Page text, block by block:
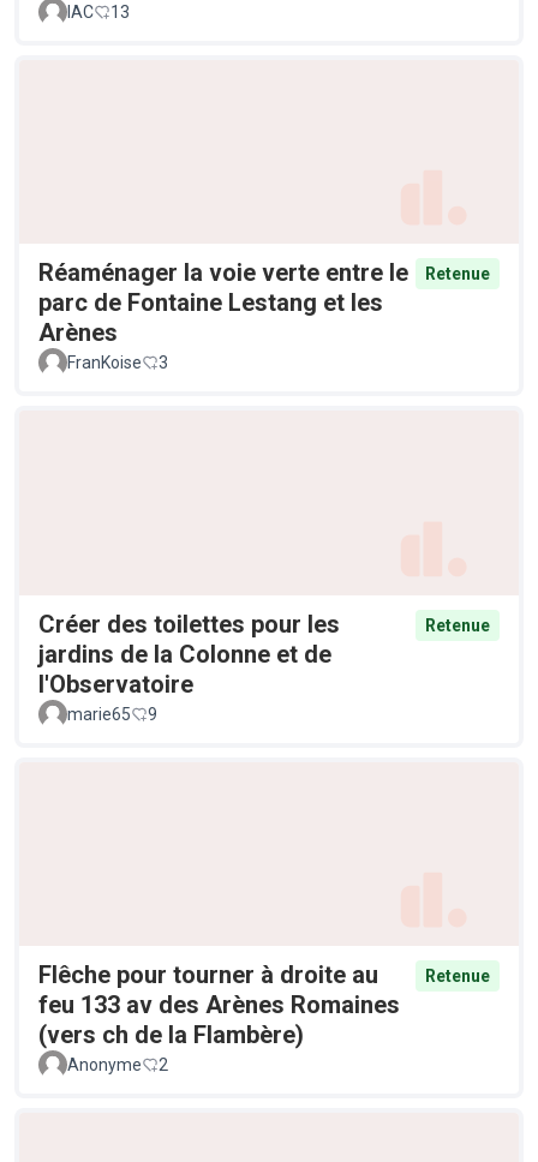
IAC
13
Réaménager la voie verte entre le
parc de Fontaine Lestang et les
Arènes
Retenue
FranKoise 3
Créer des toilettes pour les
jardins de la Colonne et de
l'Observatoire
Retenue
marie65 9
Flêche pour tourner à droite au
feu 133 av des Arènes Romaines
(vers ch de la Flambère)
Retenue
Anonyme 2